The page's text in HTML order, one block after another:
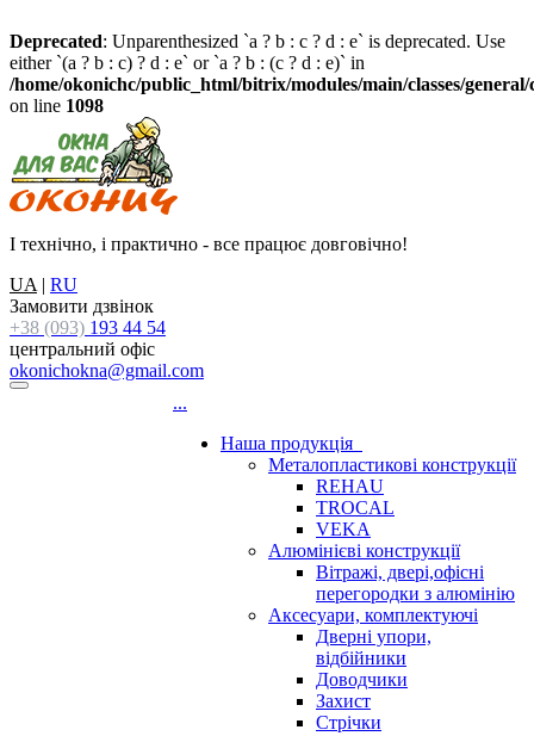
Deprecated: Unparenthesized `a ? b : c ? d : e` is deprecated. Use
either `(a ? b : c) ? d : e` or `a ? b : (c ? d : e)` in
/home/okonichc/public_html/bitrix/modules/main/classes/
on line 1098
І технічно, і практично - все працює довговічно!
UA | RU
Замовити дзвінок
+38 (093) 193 44 54
центральний офіс
okonichokna@gmail.com
...
Наша продукція
Металопластикові конструкції
REHAU
TROCAL
VEKA
Алюмінієві конструкції
Вітражі, двері,офісні
перегородки з алюмінію
Аксесуари, комплектуючі
Дверні упори,
відбійники
Доводчики
Захист
Стрічки